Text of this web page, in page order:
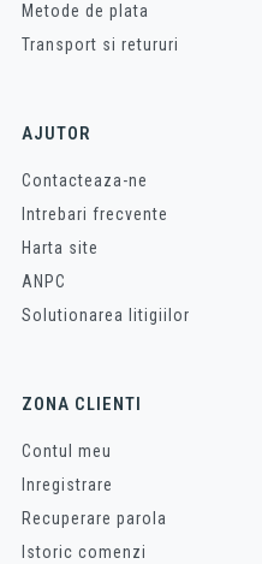
Metode de plata
Transport si retururi
AJUTOR
Contacteaza-ne
Intrebari frecvente
Harta site
ANPC
Solutionarea litigiilor
ZONA CLIENTI
Contul meu
Inregistrare
Recuperare parola
Istoric comenzi